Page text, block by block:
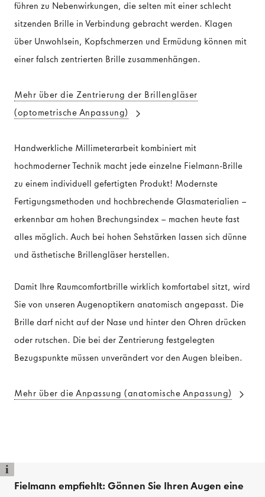
führen zu Nebenwirkungen, die selten mit einer schlecht
sitzenden Brille in Verbindung gebracht werden. Klagen
über Unwohlsein, Kopfschmerzen und Ermüdung können mit
einer falsch zentrierten Brille zusammenhängen.
Mehr über die Zentrierung der Brillengläser
(optometrische Anpassung)
Handwerkliche Millimeterarbeit kombiniert mit
hochmoderner Technik macht jede einzelne Fielmann-Brille
zu einem individuell gefertigten Produkt! Modernste
Fertigungsmethoden und hochbrechende Glasmaterialien –
erkennbar am hohen Brechungsindex – machen heute fast
alles möglich. Auch bei hohen Sehstärken lassen sich dünne
und ästhetische Brillengläser herstellen.
Damit Ihre Raumcomfortbrille wirklich komfortabel sitzt, wird
Sie von unseren Augenoptikern anatomisch angepasst. Die
Brille darf nicht auf der Nase und hinter den Ohren drücken
oder rutschen. Die bei der Zentrierung festgelegten
Bezugspunkte müssen unverändert vor den Augen bleiben.
Mehr über die Anpassung (anatomische Anpassung)
i
Fielmann empfiehlt: Gönnen Sie Ihren Augen eine